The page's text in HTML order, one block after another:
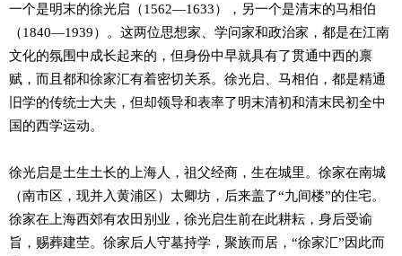
一个是明末的徐光启（1562—1633），另一个是清末的马相伯
（1840—1939）。这两位思想家、学问家和政治家，都是在江南
文化的氛围中成长起来的，但身份中早就具有了贯通中西的禀
赋，而且都和徐家汇有着密切关系。徐光启、马相伯，都是精通
旧学的传统士大夫，但却领导和表率了明末清初和清末民初全中
国的西学运动。
徐光启是土生土长的上海人，祖父经商，生在城里。徐家在南城
（南市区，现并入黄浦区）太卿坊，后来盖了“九间楼”的住宅。
徐家在上海西郊有农田别业，徐光启生前在此耕耘，身后受谕
旨，赐葬建茔。徐家后人守墓持学，聚族而居，“徐家汇”因此而